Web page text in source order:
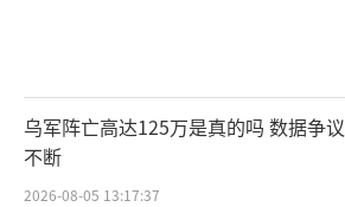
乌军阵亡高达125万是真的吗 数据争议
不断
2026-08-05 13:17:37